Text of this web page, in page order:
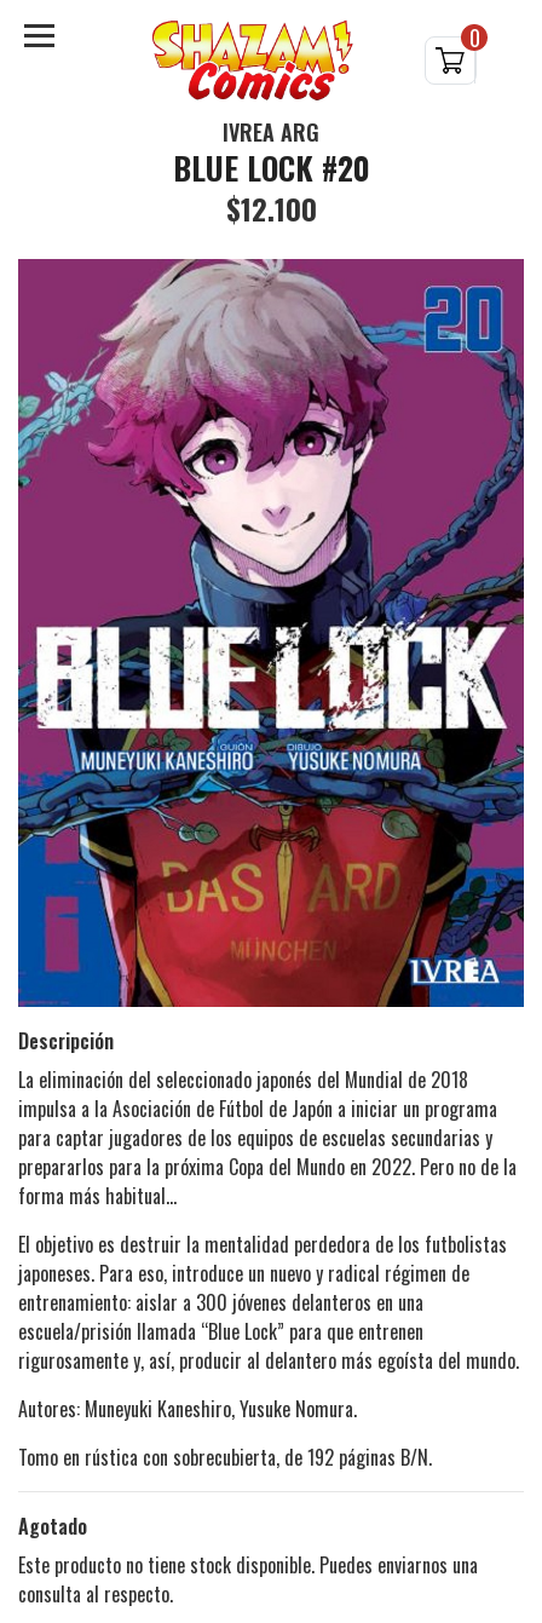
0
IVREA ARG
BLUE LOCK #20
$12.100
Descripción
La eliminación del seleccionado japonés del Mundial de 2018
impulsa a la Asociación de Fútbol de Japón a iniciar un programa
para captar jugadores de los equipos de escuelas secundarias y
prepararlos para la próxima Copa del Mundo en 2022. Pero no de la
forma más habitual…
El objetivo es destruir la mentalidad perdedora de los futbolistas
japoneses. Para eso, introduce un nuevo y radical régimen de
entrenamiento: aislar a 300 jóvenes delanteros en una
escuela/prisión llamada “Blue Lock” para que entrenen
rigurosamente y, así, producir al delantero más egoísta del mundo.
Autores: Muneyuki Kaneshiro, Yusuke Nomura.
Tomo en rústica con sobrecubierta, de 192 páginas B/N.
Agotado
Este producto no tiene stock disponible. Puedes enviarnos una
consulta al respecto.